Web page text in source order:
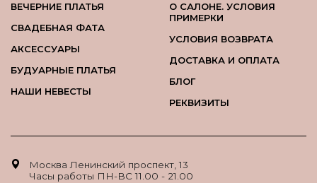
ВЕЧЕРНИЕ ПЛАТЬЯ
СВАДЕБНАЯ ФАТА
АКСЕССУАРЫ
БУДУАРНЫЕ ПЛАТЬЯ
НАШИ НЕВЕСТЫ
О САЛОНЕ. УСЛОВИЯ
ПРИМЕРКИ
УСЛОВИЯ ВОЗВРАТА
ДОСТАВКА И ОПЛАТА
БЛОГ
РЕКВИЗИТЫ
Москва Ленинский проспект, 13
Часы работы ПН-ВС 11.00 - 21.00